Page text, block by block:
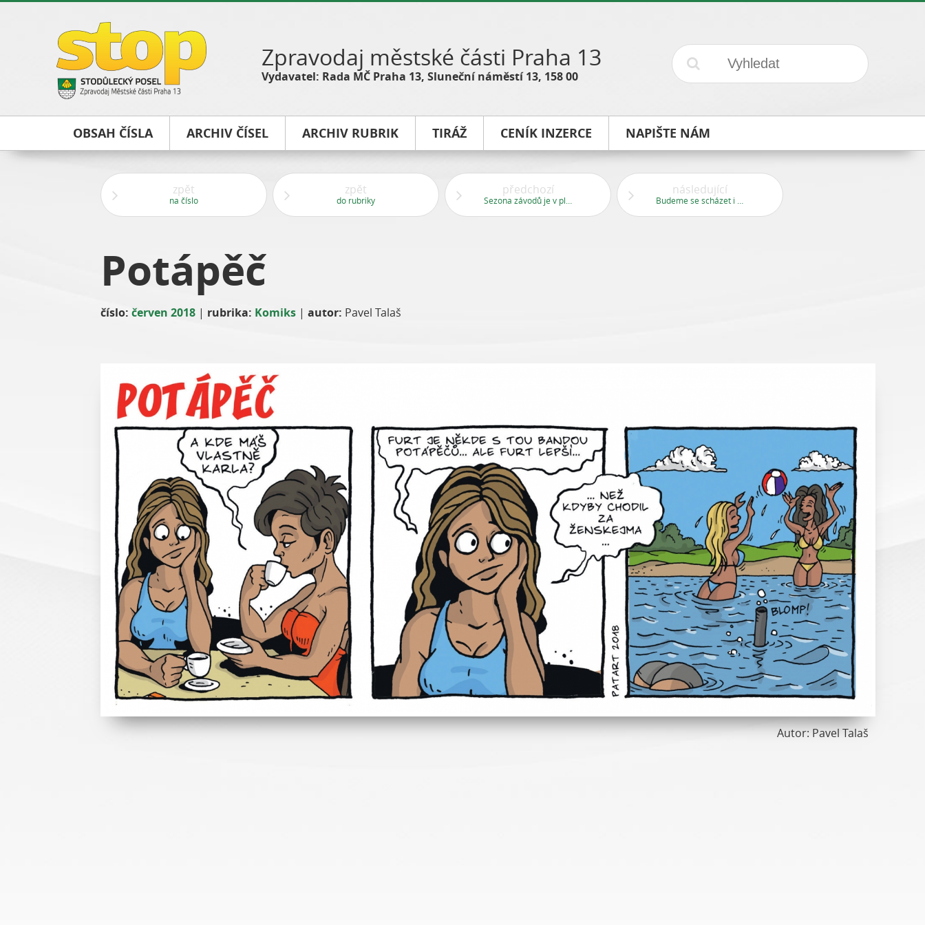
Zpravodaj městské části Praha 13
Vydavatel: Rada MČ Praha 13, Sluneční náměstí 13, 158 00
OBSAH ČÍSLA ARCHIV ČÍSEL ARCHIV RUBRIK TIRÁŽ CENÍK INZERCE NAPIŠTE NÁM
zpět
na číslo
zpět
do rubriky
předchozí následující
Potápěč
číslo: červen 2018 | rubrika: Komiks | autor: Pavel Talaš
Autor: Pavel Talaš